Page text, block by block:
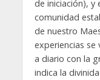
de iniciación), y
comunidad
de nuestro
experiencias se
a diario con la
indica la